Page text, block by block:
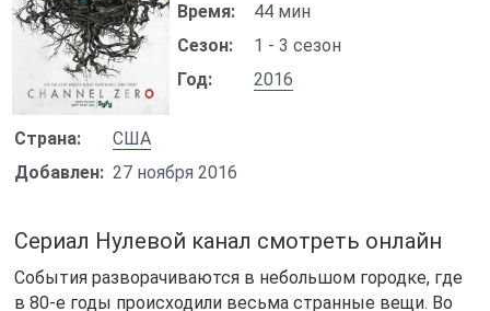
Время:
44 мин
Сезон:
1 - 3 сезон
Год:
2016
Страна:
США
Добавлен: 27 ноября 2016
Сериал Нулевой канал смотреть онлайн
События разворачиваются в небольшом городке, где
в 80-е годы происходили весьма странные вещи. Во